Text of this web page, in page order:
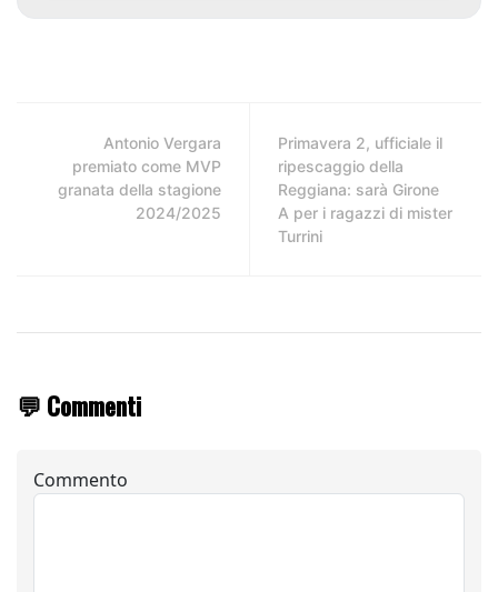
Antonio Vergara
premiato come MVP
granata della stagione
2024/2025
Primavera 2, ufficiale il
ripescaggio della
Reggiana: sarà Girone
A per i ragazzi di mister
Turrini
💬 Commenti